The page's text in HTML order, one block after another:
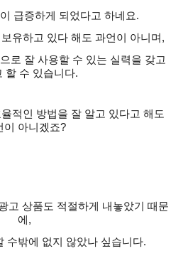
급증하게 되었다고 하네요.
유하고 있다 해도 과언이 아니며 ,
로 잘 사용할 수 있는 실력을 갖고
할 수 있습니다.
적인 방법을 잘 알고 있다고 해도
이 아니겠죠?
고 상품도 적절하게 내놓았기 때문
에 ,
수밖에 없지 않았나 싶습니다.